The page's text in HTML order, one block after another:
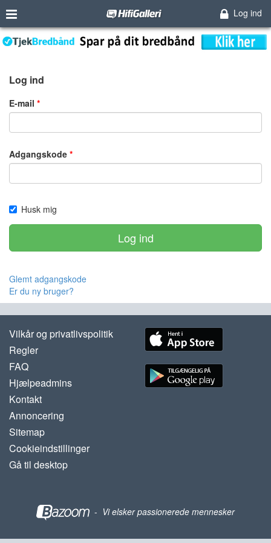
Log ind
Log ind
E-mail
Adgangskode
Husk mig
Log ind
Glemt adgangskode
Er du ny bruger?
Vilkår og privatlivspolitik
Regler
FAQ
Hjælpeadmins
Kontakt
Annoncering
Sitemap
Cookieindstillinger
Gå til desktop
- Vi elsker passionerede mennesker